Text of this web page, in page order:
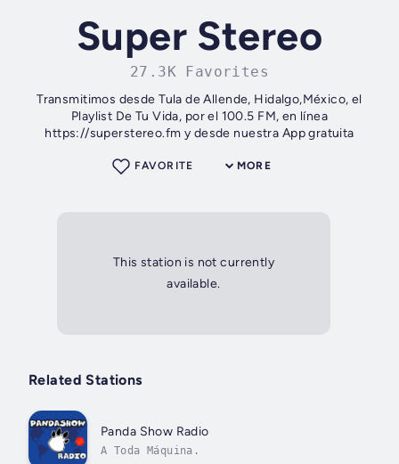
Super Stereo
27.3K Favorites
Transmitimos desde Tula de Allende, Hidalgo,México, el
Playlist De Tu Vida, por el 100.5 FM, en línea
https://superstereo.fm y desde nuestra App gratuita
MORE
FAVORITE
This station is not currently
available.
Related Stations
Panda Show Radio
A Toda Máquina.